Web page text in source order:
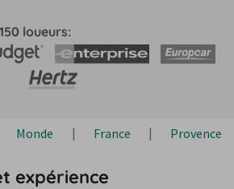
loueurs:
Monde France Provence-
expérience